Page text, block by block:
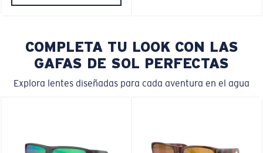
COMPLETA TU LOOK CON LAS
GAFAS DE SOL PERFECTAS
Explora lentes diseñadas para cada aventura en el agua